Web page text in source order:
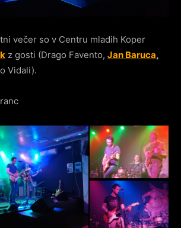
večer so v Centru mladih Koper
z gosti (Drago Favento, Jan Baruca,
Vidali).